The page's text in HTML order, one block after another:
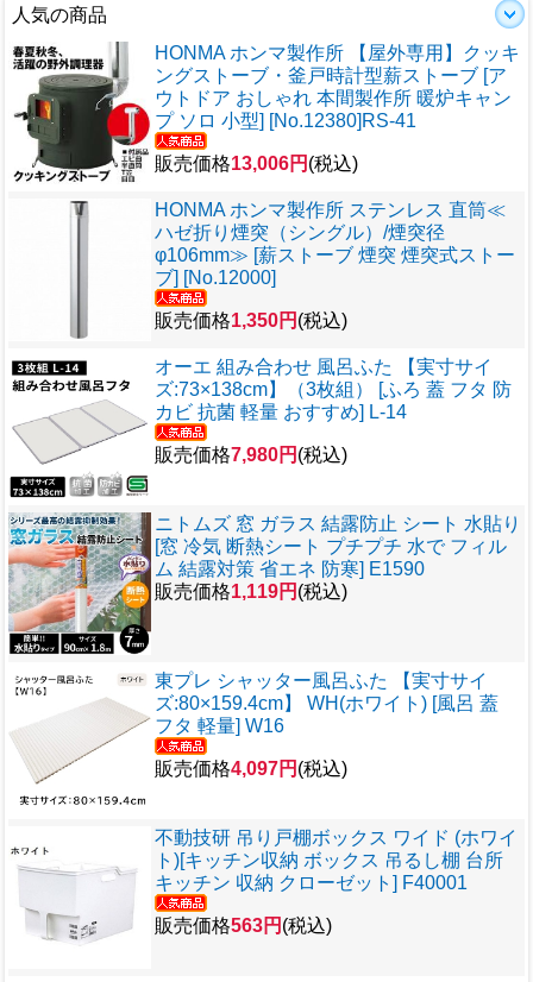
人気の商品
HONMA ホンマ製作所 【屋外専用】クッキ
ングストーブ・釜戸時計型薪ストーブ [ア
ウトドア おしゃれ 本間製作所 暖炉キャン
プ ソロ 小型] [No.12380]RS-41
販売価格13,006円 (税込)
HONMA ホンマ製作所 ステンレス 直筒≪
ハゼ折り煙突（シングル）/煙突径
φ106mm≫ [薪ストーブ 煙突 煙突式ストー
ブ] [No.12000]
販売価格1,350円 (税込)
オーエ 組み合わせ 風呂ふた 【実寸サイ
ズ:73×138cm】（3枚組） [ふろ 蓋 フタ 防
カビ 抗菌 軽量 おすすめ] L-14
販売価格7,980円 (税込)
ニトムズ 窓 ガラス 結露防止 シート 水貼り
[窓 冷気 断熱シート プチプチ 水で フィル
ム 結露対策 省エネ 防寒] E1590
販売価格1,119円 (税込)
東プレ シャッター風呂ふた 【実寸サイ
ズ:80×159.4cm】 WH(ホワイト) [風呂 蓋
フタ 軽量] W16
販売価格4,097円 (税込)
不動技研 吊り戸棚ボックス ワイド (ホワイ
ト)[キッチン収納 ボックス 吊るし棚 台所
キッチン 収納 クローゼット] F40001
販売価格563円 (税込)